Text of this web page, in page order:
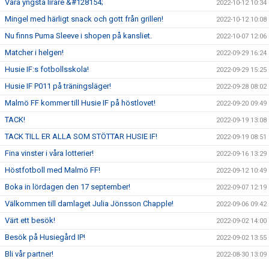
Våra yngsta lirare &#128154; 2022-10-12 10:34
Mingel med härligt snack och gott från grillen! 2022-10-12 10:08
Nu finns Puma Sleeve i shopen på kansliet. 2022-10-07 12:06
Matcher i helgen! 2022-09-29 16:24
Husie IF:s fotbollsskola! 2022-09-29 15:25
Husie IF P011 på träningsläger! 2022-09-28 08:02
Malmö FF kommer till Husie IF på höstlovet! 2022-09-20 09:49
TACK! 2022-09-19 13:08
TACK TILL ER ALLA SOM STÖTTAR HUSIE IF! 2022-09-19 08:51
Fina vinster i våra lotterier! 2022-09-16 13:29
Höstfotboll med Malmö FF! 2022-09-12 10:49
Boka in lördagen den 17 september! 2022-09-07 12:19
Välkommen till damlaget Julia Jönsson Chapple! 2022-09-06 09:42
Värt ett besök! 2022-09-02 14:00
Besök på Husiegård IP! 2022-09-02 13:55
Bli vår partner! 2022-08-30 13:09